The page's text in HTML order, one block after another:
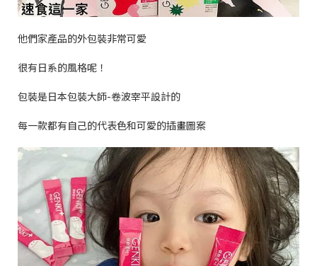
他們家產品的外包裝非常可愛
很有日系的風格呢！
包裝是日本包裝大師-卷波宰平設計的
每一款都有自己的代表色和可愛的插畫圖案